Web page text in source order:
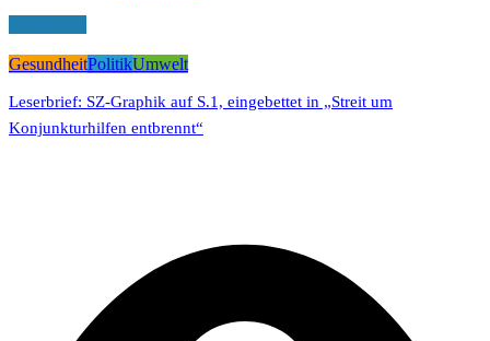
GesundheitPolitikUmwelt
Leserbrief: SZ-Graphik auf S.1, eingebettet in „Streit um
Konjunkturhilfen entbrennt“